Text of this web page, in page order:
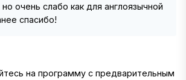
очень слабо как для англоязычной
спасибо!
на программу с предварительным